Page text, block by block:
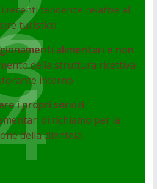
recenti tendenze relative al
turistico
alimentari e non
della struttura ricettiva
interno
i propri servizi
di richiamo per la
della clientela.